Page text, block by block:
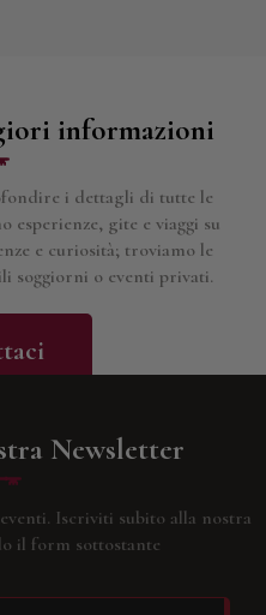
informazioni
i dettagli di tutte le
esperienze, gite e viaggi su
e curiosità; troviamo le
soggiorni o eventi privati.
Newsletter
Iscriviti subito alla nostra
il form sottostante